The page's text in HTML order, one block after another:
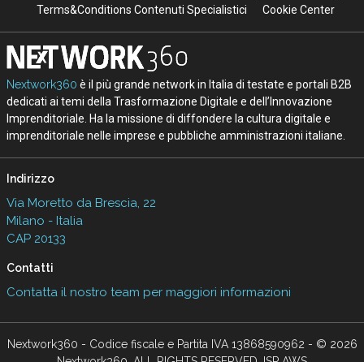
Terms&Conditions Contenuti Specialistici
Cookie Center
Nextwork360 è il più grande network in Italia di testate e portali B2B
dedicati ai temi della Trasformazione Digitale e dell’Innovazione
Imprenditoriale. Ha la missione di diffondere la cultura digitale e
imprenditoriale nelle imprese e pubbliche amministrazioni italiane.
Indirizzo
Via Moretto da Brescia, 22
Milano - Italia
CAP 20133
Contatti
Contatta il nostro team per maggiori informazioni
Nextwork360 - Codice fiscale e Partita IVA 13868590962 - © 2026